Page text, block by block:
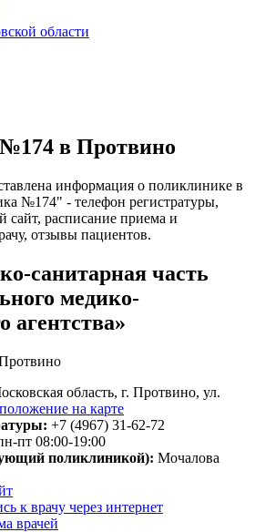
в Протвино
информация о поликлинике в
№174" - телефон регистратуры,
сайт, расписание приема и
отзывы пациентов.
санитарная часть
медико-
агентства»
область, г. Протвино, ул.
на карте
+7 (4967) 31-62-72
пт 08:00-19:00
поликлиникой): Мочалова
к врачу через интернет
врачей